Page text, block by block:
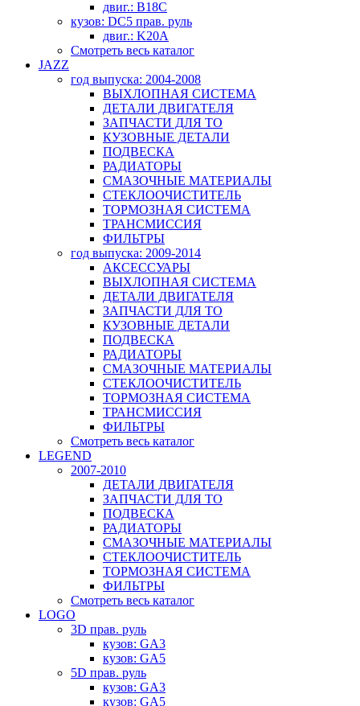
двиг.: B18C
кузов: DC5 прав. руль
двиг.: K20A
Смотреть весь каталог
JAZZ
год выпуска: 2004-2008
ВЫХЛОПНАЯ СИСТЕМА
ДЕТАЛИ ДВИГАТЕЛЯ
ЗАПЧАСТИ ДЛЯ ТО
КУЗОВНЫЕ ДЕТАЛИ
ПОДВЕСКА
РАДИАТОРЫ
СМАЗОЧНЫЕ МАТЕРИАЛЫ
СТЕКЛООЧИСТИТЕЛЬ
ТОРМОЗНАЯ СИСТЕМА
ТРАНСМИССИЯ
ФИЛЬТРЫ
год выпуска: 2009-2014
АКСЕССУАРЫ
ВЫХЛОПНАЯ СИСТЕМА
ДЕТАЛИ ДВИГАТЕЛЯ
ЗАПЧАСТИ ДЛЯ ТО
КУЗОВНЫЕ ДЕТАЛИ
ПОДВЕСКА
РАДИАТОРЫ
СМАЗОЧНЫЕ МАТЕРИАЛЫ
СТЕКЛООЧИСТИТЕЛЬ
ТОРМОЗНАЯ СИСТЕМА
ТРАНСМИССИЯ
ФИЛЬТРЫ
Смотреть весь каталог
LEGEND
2007-2010
ДЕТАЛИ ДВИГАТЕЛЯ
ЗАПЧАСТИ ДЛЯ ТО
ПОДВЕСКА
РАДИАТОРЫ
СМАЗОЧНЫЕ МАТЕРИАЛЫ
СТЕКЛООЧИСТИТЕЛЬ
ТОРМОЗНАЯ СИСТЕМА
ФИЛЬТРЫ
Смотреть весь каталог
LOGO
3D прав. руль
кузов: GA3
кузов: GA5
5D прав. руль
кузов: GA3
кузов: GA5